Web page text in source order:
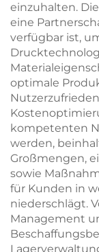
einzuhalten.
eine
verfügbar ist,
optimale
kompetenten
werden,
Großmengen,
sowie
für Kunden in
niederschlägt.
Management